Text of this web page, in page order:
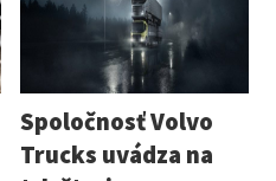
Spoločnosť Volvo
Trucks uvádza na